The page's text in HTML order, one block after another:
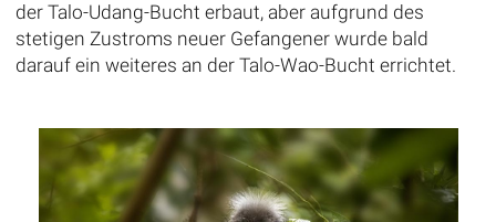
der Talo-Udang-Bucht erbaut, aber aufgrund des
stetigen Zustroms neuer Gefangener wurde bald
darauf ein weiteres an der Talo-Wao-Bucht errichtet.